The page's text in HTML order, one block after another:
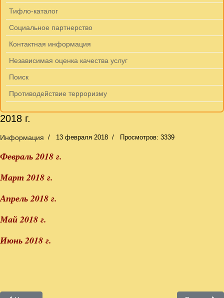
Тифло-каталог
Социальное партнерство
Контактная информация
Независимая оценка качества услуг
Поиск
Противодействие терроризму
2018 г.
Информация 13 февраля 2018 Просмотров: 3339
Февраль 2018 г.
Март 2018 г.
Апрель 2018 г.
Май 2018 г.
Июнь 2018 г.